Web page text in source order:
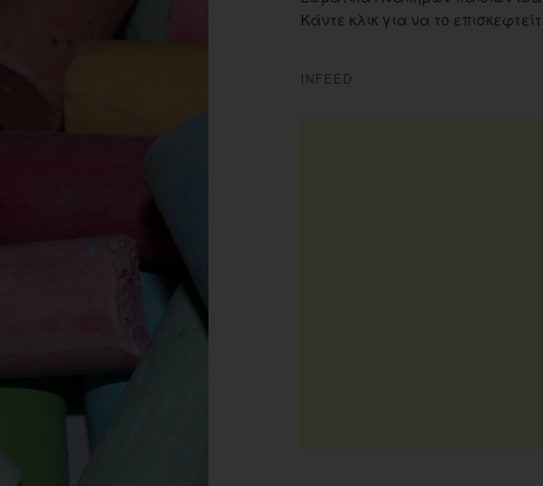
Κάντε κλικ για να το
INFEED